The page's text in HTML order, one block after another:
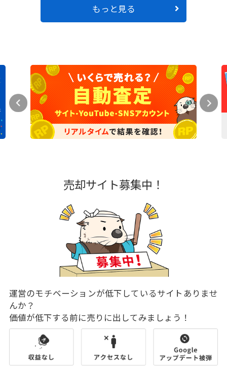
もっと見る
売却サイト募集中！
運営のモチベーションが低下しているサイトありませ
んか？
価値が低下する前に売りに出してみましょう！